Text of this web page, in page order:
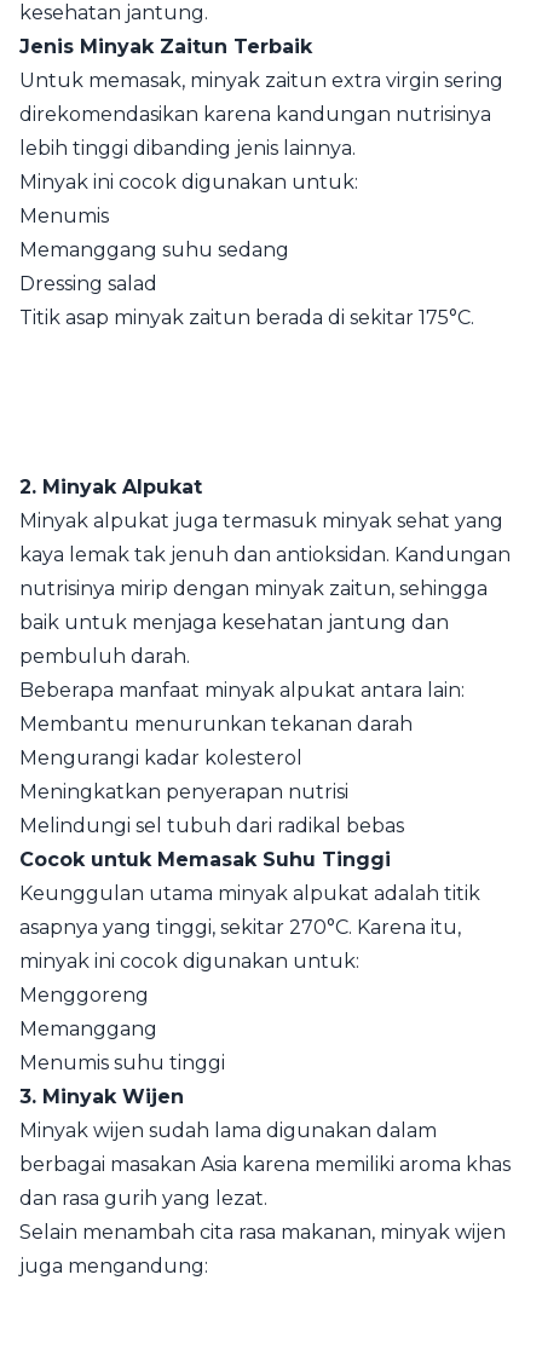
kesehatan jantung.
Jenis Minyak Zaitun Terbaik
Untuk memasak, minyak zaitun extra virgin sering
direkomendasikan karena kandungan nutrisinya
lebih tinggi dibanding jenis lainnya.
Minyak ini cocok digunakan untuk:
Menumis
Memanggang suhu sedang
Dressing salad
Titik asap minyak zaitun berada di sekitar 175°C.
2. Minyak Alpukat
Minyak alpukat juga termasuk minyak sehat yang
kaya lemak tak jenuh dan antioksidan. Kandungan
nutrisinya mirip dengan minyak zaitun, sehingga
baik untuk menjaga kesehatan jantung dan
pembuluh darah.
Beberapa manfaat minyak alpukat antara lain:
Membantu menurunkan tekanan darah
Mengurangi kadar kolesterol
Meningkatkan penyerapan nutrisi
Melindungi sel tubuh dari radikal bebas
Cocok untuk Memasak Suhu Tinggi
Keunggulan utama minyak alpukat adalah titik
asapnya yang tinggi, sekitar 270°C. Karena itu,
minyak ini cocok digunakan untuk:
Menggoreng
Memanggang
Menumis suhu tinggi
3. Minyak Wijen
Minyak wijen sudah lama digunakan dalam
berbagai masakan Asia karena memiliki aroma khas
dan rasa gurih yang lezat.
Selain menambah cita rasa makanan, minyak wijen
juga mengandung: